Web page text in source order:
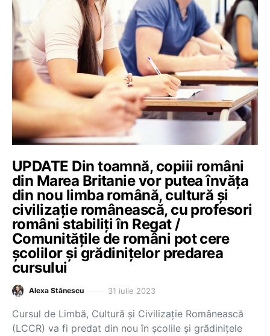
UPDATE Din toamnă, copiii români
din Marea Britanie vor putea învăța
din nou limba română, cultură și
civilizație românească, cu profesori
români stabiliți în Regat /
Comunitățile de români pot cere
școlilor și grădinițelor predarea
cursului
Alexa Stănescu 31 iulie 2023
Cursul de Limbă, Cultură și Civilizație Românească
(LCCR) va fi predat din nou în școlile și grădinițele